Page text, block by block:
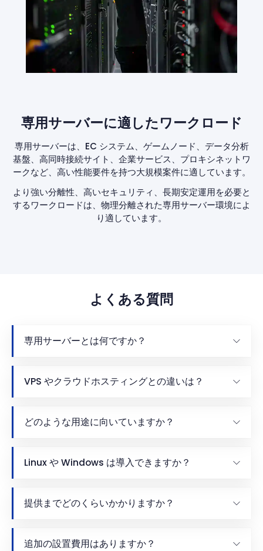
専用サーバーに適したワークロード
専用サーバーは、EC システム、ゲームノード、データ分析
基盤、高同時接続サイト、企業サービス、プロキシネットワ
ークなど、高い性能要件を持つ大規模案件に適しています。
より強い分離性、高いセキュリティ、長期安定運用を必要と
するワークロードは、物理分離された専用サーバー環境によ
り適しています。
よくある質問
専用サーバーとは何ですか？
VPS やクラウドホスティングとの違いは？
どのような用途に向いていますか？
Linux や Windows は導入できますか？
提供までどのくらいかかりますか？
追加の設置費用はありますか？